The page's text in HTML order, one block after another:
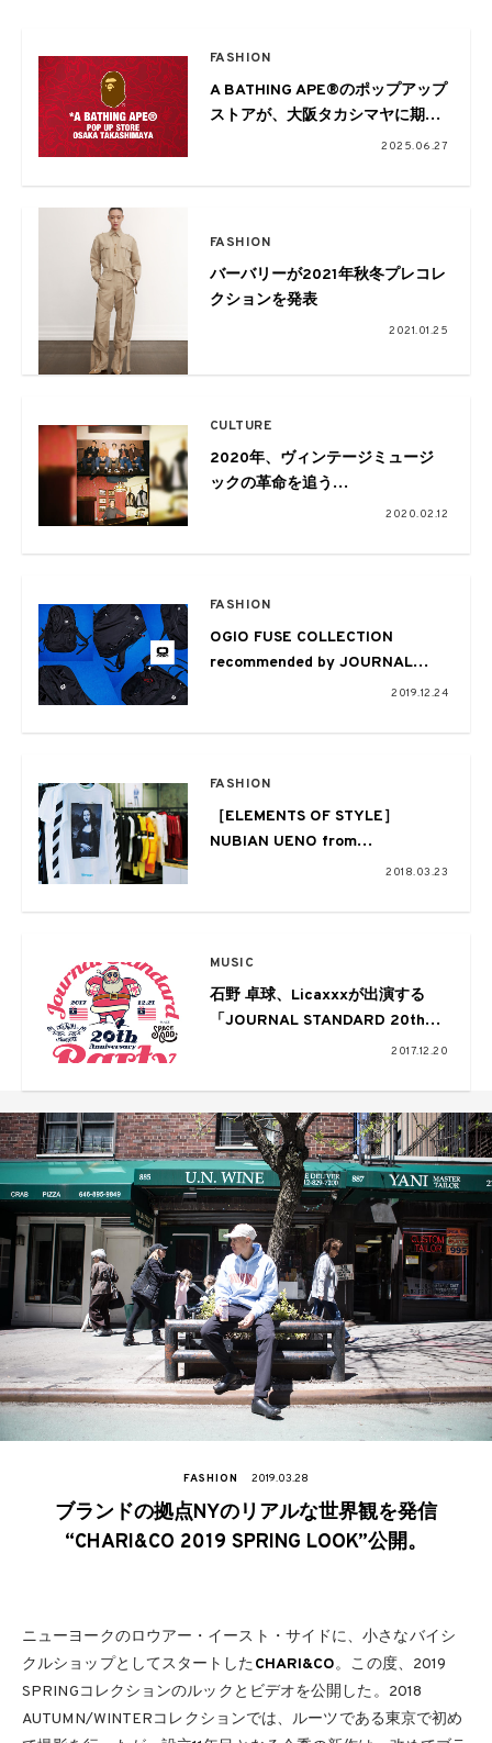
FASHION
A BATHING APE®︎のポップアップ
ストアが、大阪タカシマヤに期間
限定オープン。限定Tシャツの販
2025.06.27
FASHION
バーバリーが2021年秋冬プレコレ
クションを発表
2021.01.25
CULTURE
2020年、ヴィンテージミュージ
ックの革命を追う
Vol.02 Talk session with Tokyo
CLUB&Atsushi
2020.02.12
FASHION
OGIO FUSE COLLECTION
recommended by JOURNAL
2019.12.24
FASHION
［ELEMENTS OF STYLE］
NUBIAN UENO from
2018.03.23
MUSIC
石野 卓球、Licaxxxが出演する
「JOURNAL STANDARD 20th
Anniversary Party」が明日開催
2017.12.20
FASHION 2019.03.28
ブランドの拠点NYのリアルな世界観を発信
“CHARI&CO 2019 SPRING LOOK”公開。
ニューヨークのロウアー・イースト・サイドに、小さなバイシ
クルショップとしてスタートしたCHARI&CO。この度、2019
SPRINGコレクションのルックとビデオを公開した。2018
AUTUMN/WINTERコレクションでは、ルーツである東京で初め